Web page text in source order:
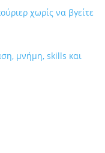
χωρίς να βγείτε
μνήμη, skills και